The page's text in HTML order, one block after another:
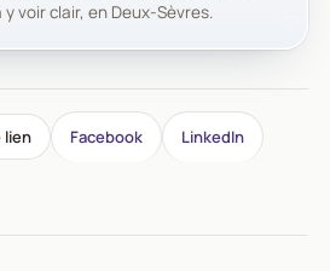
voir clair, en Deux-Sèvres.
lien Facebook LinkedIn